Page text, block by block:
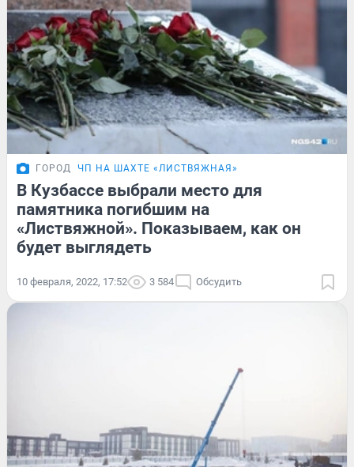
ГОРОД ЧП НА ШАХТЕ «ЛИСТВЯЖНАЯ»
В Кузбассе выбрали место для
памятника погибшим на
«Листвяжной». Показываем, как он
будет выглядеть
10 февраля, 2022, 17:52 3 584 Обсудить